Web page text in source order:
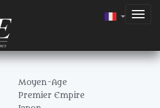
Moyen-Age
Premier Empire